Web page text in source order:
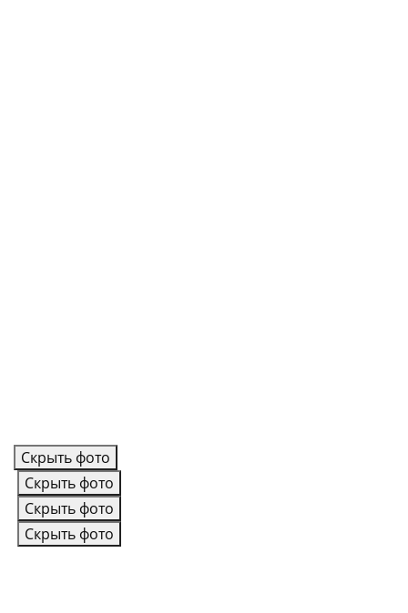
Скрыть фото
Скрыть фото
Скрыть фото
Скрыть фото